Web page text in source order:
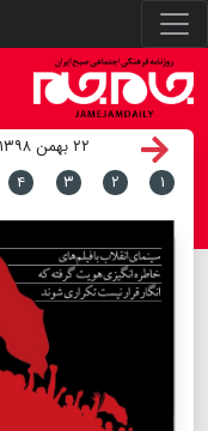
۲۲ بهمن ۱۳۹۸
۱
۲ ۳ ۴